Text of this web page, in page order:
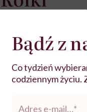
Bądź z
Co tydzień
codziennym życiu.